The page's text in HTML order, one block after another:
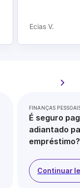
Ecias V.
FINANÇAS
É seguro
adiantado
empréstimo?
Continuar